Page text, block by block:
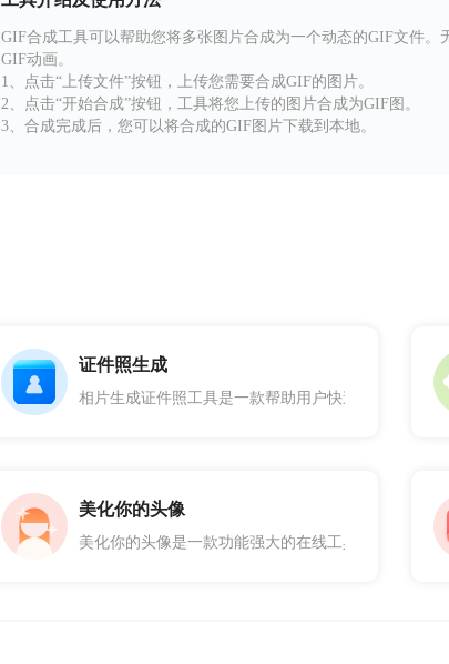
GIF合成工具可以帮助您将多张图片合成为一个动态的GIF文件
GIF动画。
1、点击“上传文件”按钮，上传您需要合成GIF的图片。
2、点击“开始合成”按钮，工具将您上传的图片合成为GIF图。
3、合成完成后，您可以将合成的GIF图片下载到本地。
证件照生成
相片生成证件照工具是一款帮助用户快速生成高质量
美化你的头像
美化你的头像是一款功能强大的在线工具，通过这款